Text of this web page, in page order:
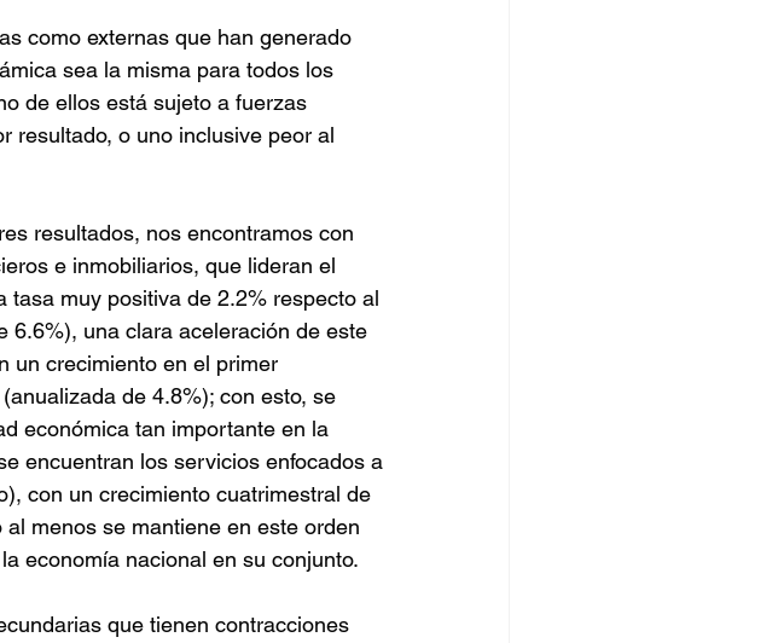
Presupuesto
como externas que han generado
sea la misma para todos los
de ellos está sujeto a fuerzas
resultado, o uno inclusive peor al
resultados, nos encontramos con
e inmobiliarios, que lideran el
muy positiva de 2.2% respecto al
6.6%), una clara aceleración de este
un crecimiento en el primer
de 4.8%); con esto, se
económica tan importante en la
encuentran los servicios enfocados a
con un crecimiento cuatrimestral de
menos se mantiene en este orden
economía nacional en su conjunto.
que tienen contracciones